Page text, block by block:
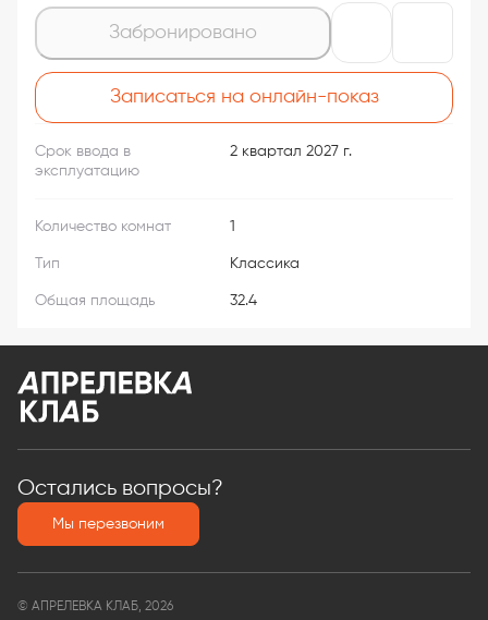
Забронировано
Записаться на онлайн-показ
Срок ввода в
эксплуатацию
2 квартал 2027 г.
Количество комнат 1
Тип Классика
Общая площадь 32.4
Остались вопросы?
Мы перезвоним
© АПРЕЛЕВКА КЛАБ, 2026